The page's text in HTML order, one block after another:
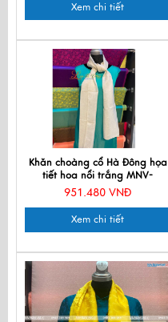
Xem chi tiết
Khăn choàng cổ Hà Đông họa
tiết hoa nổi trắng MNV-
KL44180
951.480 VNĐ
Xem chi tiết